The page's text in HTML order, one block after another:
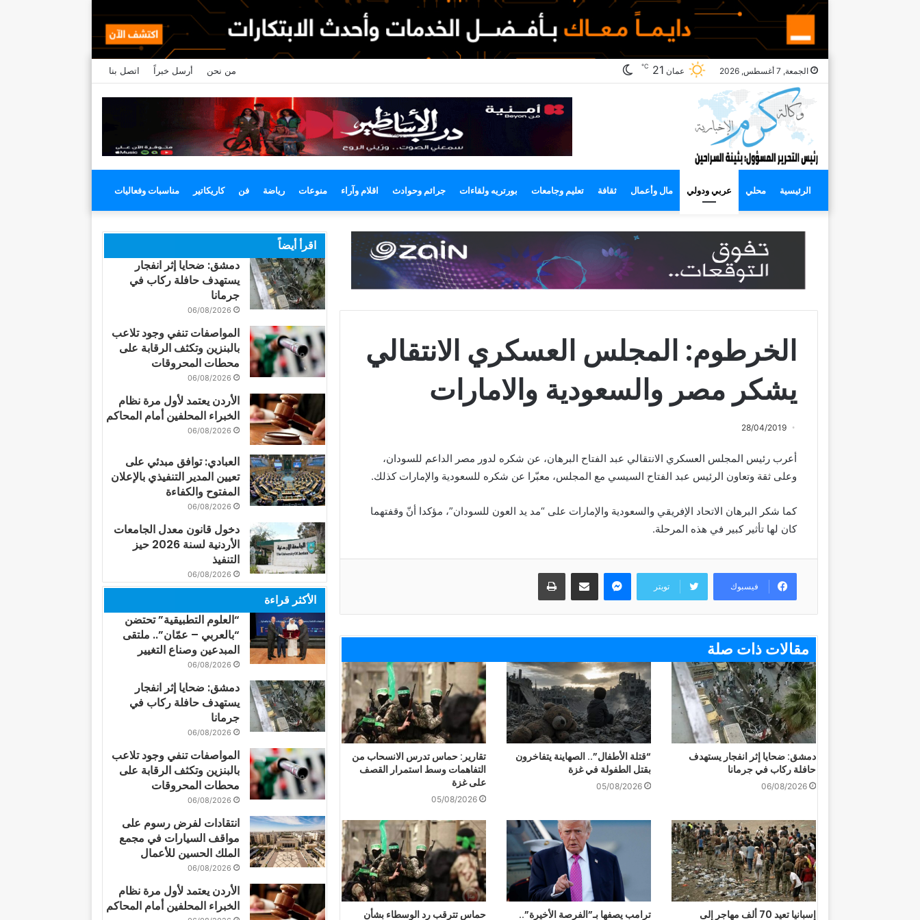
الجمعة, 7 أغسطس, 2026
الوضع
عمان 21
℃ من نحن أرسل خبراً اتصل بنا
الرئيسية محلي عربي ودولي مال وأعمال ثقافة تعليم وجامعات بورتريه ولقاءات جرائم وحوادث اقلام وآراء منوعات رياضة فن كاريكاتير مناسبات وفعاليات
الخرطوم: المجلس العسكري الانتقالي
يشكر مصر والسعودية والامارات
28/04/2019
أعرب رئيس المجلس العسكري الانتقالي عبد الفتاح البرهان، عن شكره لدور مصر الداعم للسودان،
وعلى ثقة وتعاون الرئيس عبد الفتاح السيسي مع المجلس، معبّرا عن شكره للسعودية والإمارات كذلك.
كما شكر البرهان الاتحاد الإفريقي والسعودية والإمارات على “مد يد العون للسودان”، مؤكدا أنّ وقفتهما
كان لها تأثير كبير في هذه المرحلة.
فيسبوك تويتر
ماسنجر مشاركة عبر البريد طباعة
مقالات ذات صلة
دمشق: ضحايا إثر انفجار يستهدف
حافلة ركاب في جرمانا
06/08/2026
“قتلة الأطفال”.. الصهاينة يتفاخرون
بقتل الطفولة في غزة
05/08/2026
تقارير: حماس تدرس الانسحاب من
التفاهمات وسط استمرار القصف
على غزة
05/08/2026
إسبانيا تعيد 70 ألف مهاجر إلى ترامب يصفها بـ”الفرصة الأخيرة”.. حماس تترقب رد الوسطاء بشأن
اقرأ أيضاً
دمشق: ضحايا إثر انفجار
يستهدف حافلة ركاب في
جرمانا
06/08/2026
المواصفات تنفي وجود تلاعب
بالبنزين وتكثف الرقابة على
محطات المحروقات
06/08/2026
الأردن يعتمد لأول مرة نظام
الخبراء المحلفين أمام المحاكم
06/08/2026
العبادي: توافق مبدئي على
تعيين المدير التنفيذي بالإعلان
المفتوح والكفاءة
06/08/2026
دخول قانون معدل الجامعات
الأردنية لسنة 2026 حيز
التنفيذ
06/08/2026
الأكثر قراءة
“العلوم التطبيقية” تحتضن
“بالعربي – عمّان”.. ملتقى
المبدعين وصناع التغيير
06/08/2026
دمشق: ضحايا إثر انفجار
يستهدف حافلة ركاب في
جرمانا
06/08/2026
المواصفات تنفي وجود تلاعب
بالبنزين وتكثف الرقابة على
محطات المحروقات
06/08/2026
انتقادات لفرض رسوم على
مواقف السيارات في مجمع
الملك الحسين للأعمال
06/08/2026
الأردن يعتمد لأول مرة نظام
الخبراء المحلفين أمام المحاكم